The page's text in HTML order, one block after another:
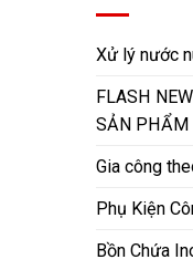
Xử lý nước
FLASH
SẢN PHẨM
Gia công
Phụ Kiện
Bồn Chứa